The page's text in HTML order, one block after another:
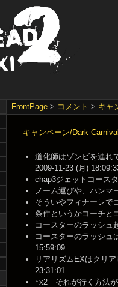
FrontPage> コメント > キャ
キャンペーン/Dark Carnival
道化師はゾンビを連れ
2009-11-23 (月)
chap3ジェットコース
ノーム運びや、ハンマ
そういやフィナーレで
条件というかコーチと
コースターのラッシュ
コースターのラッシュ
15:59:09
リアリズムEXはクリ
23:31:01
↑x2 それが行く方法が